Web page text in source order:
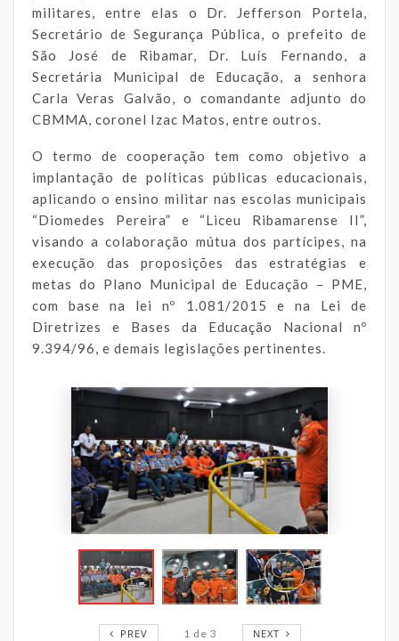
militares, entre elas o Dr. Jefferson Portela,
Secretário de Segurança Pública, o prefeito de
São José de Ribamar, Dr. Luís Fernando, a
Secretária Municipal de Educação, a senhora
Carla Veras Galvão, o comandante adjunto do
CBMMA, coronel Izac Matos, entre outros.
O termo de cooperação tem como objetivo a
implantação de políticas públicas educacionais,
aplicando o ensino militar nas escolas municipais
“Diomedes Pereira” e “Liceu Ribamarense II”,
visando a colaboração mútua dos partícipes, na
execução das proposições das estratégias e
metas do Plano Municipal de Educação – PME,
com base na lei nº 1.081/2015 e na Lei de
Diretrizes e Bases da Educação Nacional nº
9.394/96, e demais legislações pertinentes.
PREV 1 de 3 NEXT